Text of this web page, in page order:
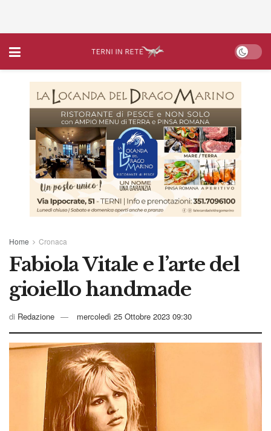
Home Cronaca
Fabiola Vitale e l’arte del
gioiello handmade
di Redazione mercoledì 25 Ottobre 2023 09:30